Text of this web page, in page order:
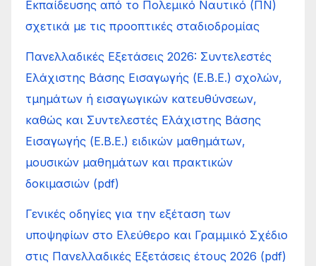
Εκπαίδευσης από το Πολεμικό Ναυτικό (ΠΝ)
σχετικά με τις προοπτικές σταδιοδρομίας
Πανελλαδικές Εξετάσεις 2026: Συντελεστές
Ελάχιστης Βάσης Εισαγωγής (Ε.Β.Ε.) σχολών,
τμημάτων ή εισαγωγικών κατευθύνσεων,
καθώς και Συντελεστές Ελάχιστης Βάσης
Εισαγωγής (Ε.Β.Ε.) ειδικών μαθημάτων,
μουσικών μαθημάτων και πρακτικών
δοκιμασιών (pdf)
Γενικές οδηγίες για την εξέταση των
υποψηφίων στο Ελεύθερο και Γραμμικό Σχέδιο
στις Πανελλαδικές Εξετάσεις έτους 2026 (pdf)